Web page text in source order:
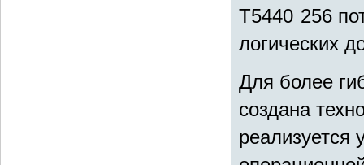
Т5440 256
логических
Для более
создана
реализуется